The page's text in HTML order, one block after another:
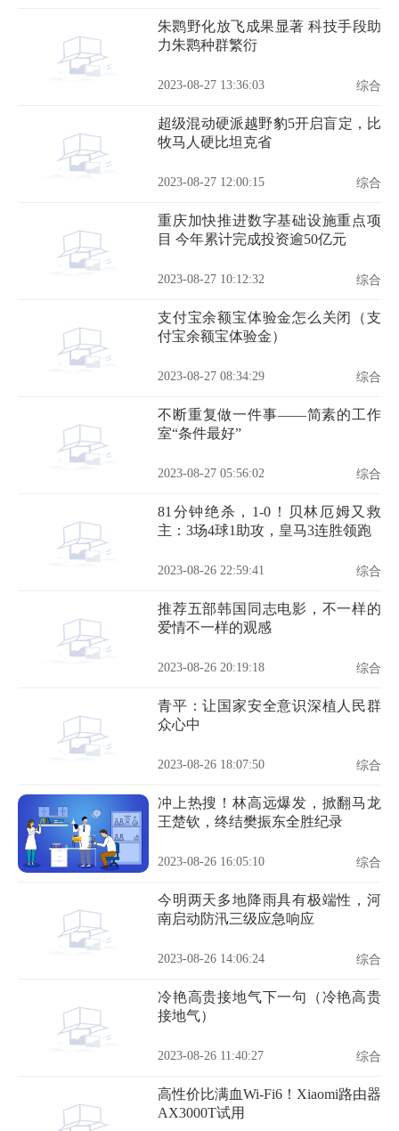
朱鹮野化放飞成果显著 科技手段助
力朱鹮种群繁衍
2023-08-27 13:36:03 综合
超级混动硬派越野豹5开启盲定，比
牧马人硬比坦克省
2023-08-27 12:00:15 综合
重庆加快推进数字基础设施重点项
目 今年累计完成投资逾50亿元
2023-08-27 10:12:32 综合
支付宝余额宝体验金怎么关闭（支
付宝余额宝体验金）
2023-08-27 08:34:29 综合
不断重复做一件事——简素的工作
室“条件最好”
2023-08-27 05:56:02 综合
81分钟绝杀，1-0！贝林厄姆又救
主：3场4球1助攻，皇马3连胜领跑
2023-08-26 22:59:41 综合
推荐五部韩国同志电影，不一样的
爱情不一样的观感
2023-08-26 20:19:18 综合
青平：让国家安全意识深植人民群
众心中
2023-08-26 18:07:50 综合
冲上热搜！林高远爆发，掀翻马龙
王楚钦，终结樊振东全胜纪录
2023-08-26 16:05:10 综合
今明两天多地降雨具有极端性，河
南启动防汛三级应急响应
2023-08-26 14:06:24 综合
冷艳高贵接地气下一句（冷艳高贵
接地气）
2023-08-26 11:40:27 综合
高性价比满血Wi-Fi6！Xiaomi路由器
AX3000T试用